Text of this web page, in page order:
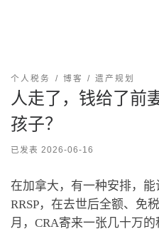
个人税务 博客 遗产规划
人走了，钱给了前
孩子？
已发表 2026-06-16
在加拿大，有一种安排，
RRSP，在去世后全额、免
月，CRA寄来一张几十万的